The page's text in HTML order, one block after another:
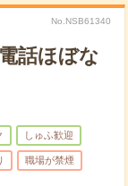
No.NSB61340
話ほぼな
しゅふ歓迎
職場が禁煙